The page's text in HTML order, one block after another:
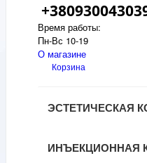
Время работы:
Пн-Вс 10-19
О магазине
Корзина
ЭСТЕТИЧЕСКАЯ
ИНЪЕКЦИОННАЯ